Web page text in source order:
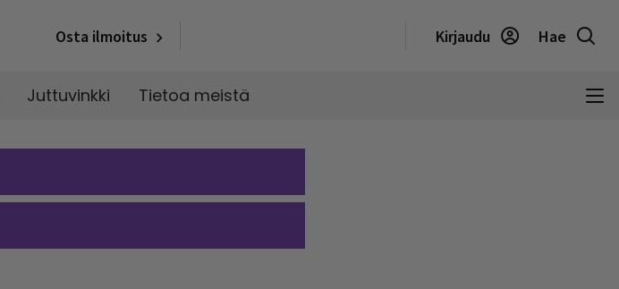
Osta ilmoitus Kirjaudu Hae
Juttuvinkki Tietoa meistä